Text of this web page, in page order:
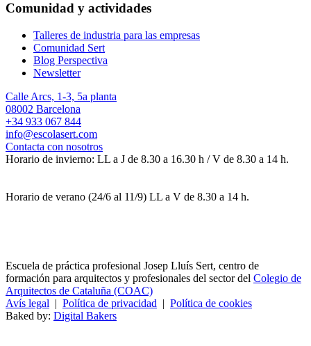
Comunidad y actividades
Talleres de industria para las empresas
Comunidad Sert
Blog Perspectiva
Newsletter
Calle Arcs, 1-3, 5a planta
08002 Barcelona
+34 933 067 844
info@escolasert.com
Contacta con nosotros
Horario de invierno: LL a J de 8.30 a 16.30 h / V de 8.30 a 14 h.
Horario de verano (24/6 al 11/9) LL a V de 8.30 a 14 h.
Escuela de práctica profesional Josep Lluís Sert, centro de
formación para arquitectos y profesionales del sector del Colegio de
Arquitectos de Cataluña (COAC)
Avís legal | Política de privacidad | Política de cookies
Baked by: Digital Bakers